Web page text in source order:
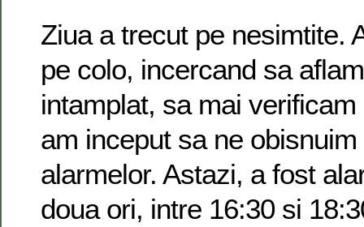
Ziua a trecut pe nesimtite.
pe colo, incercand sa
intamplat, sa mai
am inceput sa ne
alarmelor. Astazi, a fost
doua ori, intre 16:30 si